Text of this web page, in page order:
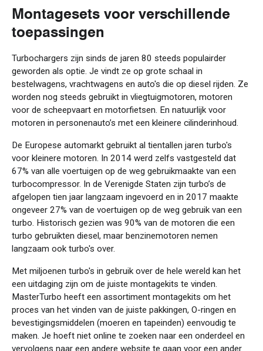
Montagesets voor verschillende
toepassingen
Turbochargers zijn sinds de jaren 80 steeds populairder
geworden als optie. Je vindt ze op grote schaal in
bestelwagens, vrachtwagens en auto's die op diesel rijden. Ze
worden nog steeds gebruikt in vliegtuigmotoren, motoren
voor de scheepvaart en motorfietsen. En natuurlijk voor
motoren in personenauto’s met een kleinere cilinderinhoud.
De Europese automarkt gebruikt al tientallen jaren turbo's
voor kleinere motoren. In 2014 werd zelfs vastgesteld dat
67% van alle voertuigen op de weg gebruikmaakte van een
turbocompressor. In de Verenigde Staten zijn turbo’s de
afgelopen tien jaar langzaam ingevoerd en in 2017 maakte
ongeveer 27% van de voertuigen op de weg gebruik van een
turbo. Historisch gezien was 90% van de motoren die een
turbo gebruikten diesel, maar benzinemotoren nemen
langzaam ook turbo's over.
Met miljoenen turbo's in gebruik over de hele wereld kan het
een uitdaging zijn om de juiste montagekits te vinden.
MasterTurbo heeft een assortiment montagekits om het
proces van het vinden van de juiste pakkingen, O-ringen en
bevestigingsmiddelen (moeren en tapeinden) eenvoudig te
maken. Je hoeft niet online te zoeken naar een onderdeel en
vervolgens naar een andere website te gaan voor een ander